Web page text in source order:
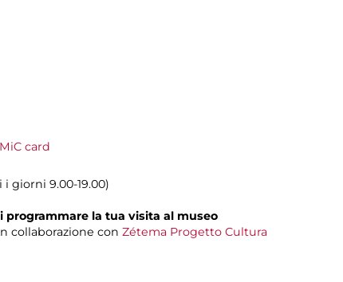
MiC card
giorni 9.00-19.00)
programmare la tua visita al museo
collaborazione con Zétema Progetto Cultura